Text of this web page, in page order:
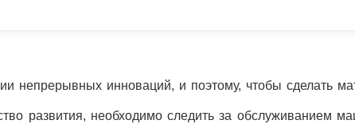
непрерывных инноваций, и поэтому, чтобы сделать
развития, необходимо следить за обслуживанием